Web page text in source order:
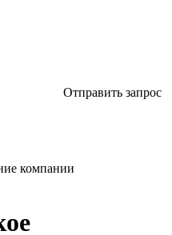
Отправить запрос
компании